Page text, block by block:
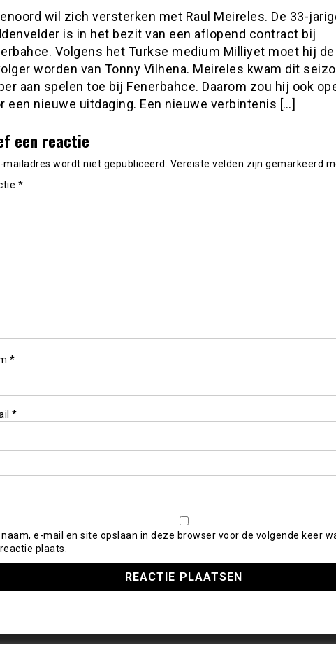
wil zich versterken met Raul Meireles. De 33-
is in het bezit van een aflopend contract bij
Volgens het Turkse medium Milliyet moet hij de
worden van Tonny Vilhena. Meireles kwam dit
aan spelen toe bij Fenerbahce. Daarom zou hij ook
een nieuwe uitdaging. Een nieuwe verbintenis […]
een reactie
mailadres wordt niet gepubliceerd. Vereiste velden zijn gemarkeerd
*
*
*
naam, e-mail en site opslaan in deze browser voor de volgende keer
plaats.